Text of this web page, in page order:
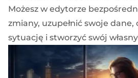
Możesz w edytorze
zmiany, uzupełnić swoje dane,
sytuację i stworzyć swój